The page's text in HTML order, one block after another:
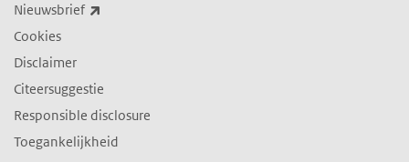
Nieuwsbrief
Cookies
Disclaimer
Citeersuggestie
Responsible disclosure
Toegankelijkheid